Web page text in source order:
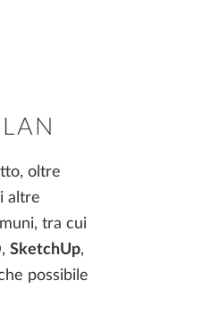
oltre
altre
tra cui
, SketchUp,
possibile